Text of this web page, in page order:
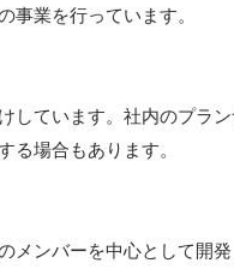
業を行っています。
しています。社内のプラ
場合もあります。
メンバーを中心として開